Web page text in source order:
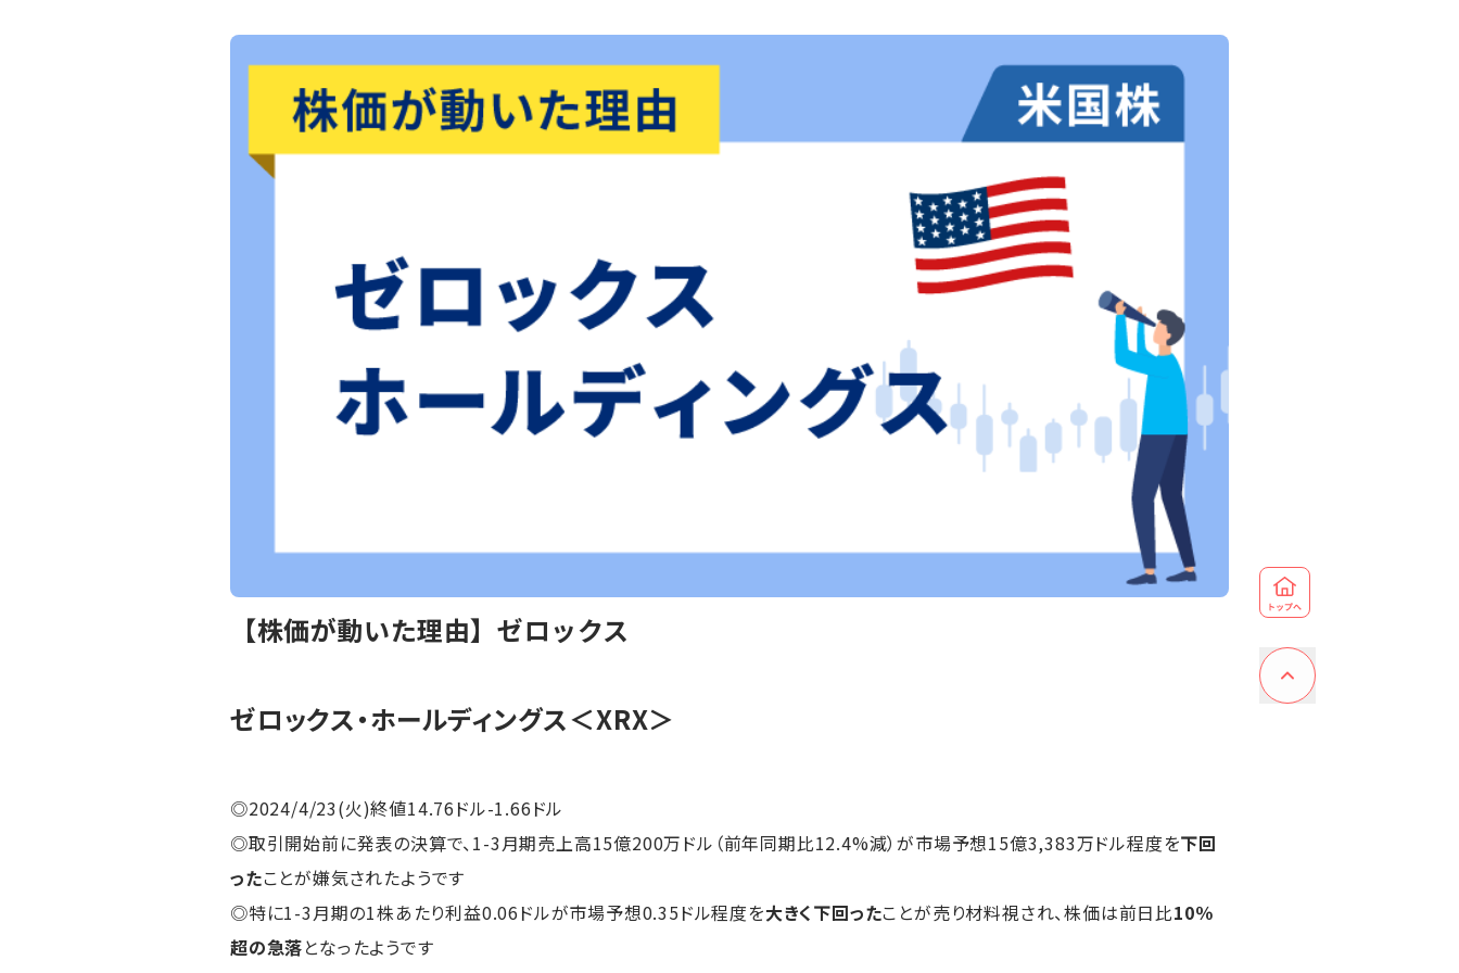
【株価が動いた理由】ゼロックス
ゼロックス・ホールディングス＜XRX＞
◎2024/4/23(火)終値14.76ドル-1.66ドル
◎取引開始前に発表の決算で、1-3月期売上高15億200万ドル（前年同期比12.4%減）が市場予想15億3,383万ドル程度を下回
ったことが嫌気されたようです
◎特に1-3月期の1株あたり利益0.06ドルが市場予想0.35ドル程度を大きく下回ったことが売り材料視され、株価は前日比10％
超の急落となったようです